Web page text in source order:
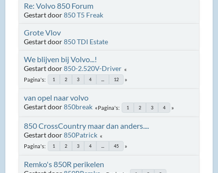
Re: Volvo 850 Forum
Gestart door850 T5 Freak
Grote Vlov
Gestart door850 TDI Estate
We blijven bij Volvo...!
Gestart door850-2.520V-Driver
Pagina's 1 2 3 4 12
van opel naar volvo
Gestart door850break Pagina's 1 2 3 4
850 CrossCountry maar dan anders....
Gestart door850Patrick
Pagina's 1 2 3 4 45
Remko's 850R perikelen